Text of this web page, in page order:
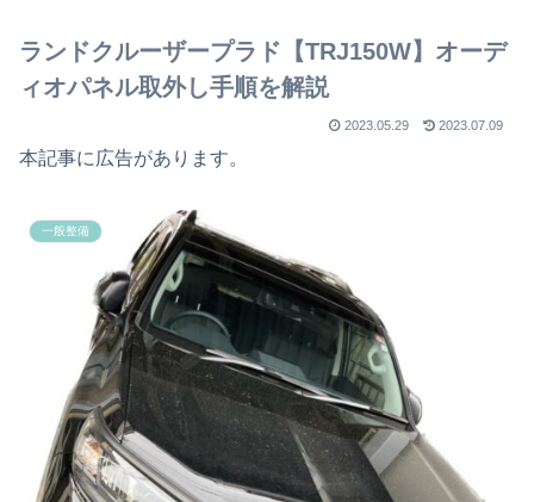
ランドクルーザープラド【TRJ150W】オーデ
ィオパネル取外し手順を解説
2023.05.29 2023.07.09
本記事に広告があります。
一般整備